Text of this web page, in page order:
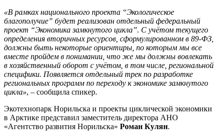
«В рамках национального проекта “Экологическое
благополучие” будет реализован отдельный федеральный
проект “Экономика замкнутого цикла”. С учётом текущего
определения вторичных ресурсов, сформулированном в 89-ФЗ,
должны быть некоторые ориентиры, по которым мы все
вместе пройдем в понимании, что же мы должны вовлекать
в хозяйственный оборот с учётом, в том числе, региональной
специфики. Появляется отдельный трек по разработке
региональных программ по переходу к экономике замкнутого
цикла», – сообщила спикер.
Экотехнопарк Норильска и проекты циклической экономики
в Арктике представил заместитель директора АНО
«Агентство развития Норильска» Роман Кулян.